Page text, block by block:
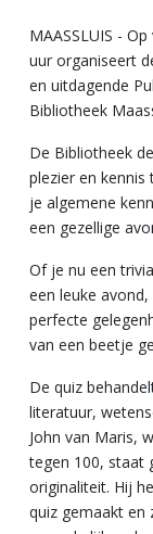
MAASSLUIS -
uur organiseert
en uitdagende
Bibliotheek
De Bibliotheek
plezier en
je algemene
een gezellige
Of je nu een
een leuke
perfecte
van een beetje
De quiz
literatuur,
John van Maris,
tegen 100, staat
originaliteit. Hij
quiz gemaakt en